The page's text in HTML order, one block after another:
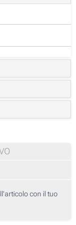
logo:
con il tuo